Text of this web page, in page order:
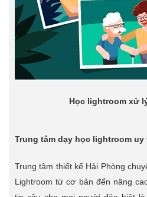
Học lightroom xử
Trung tâm dạy học lightroom uy
Trung tâm thiết kế Hải Phòng
Lightroom từ cơ bản đến nâng